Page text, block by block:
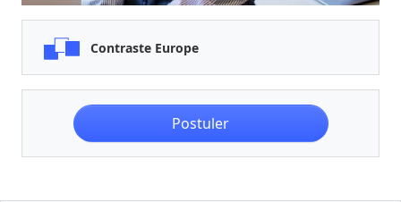
Contraste Europe
Postuler